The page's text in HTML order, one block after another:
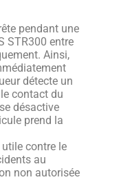
pendant une
STR300 entre
Ainsi,
détecte un
contact du
désactive
prend la
contre le
au
non autorisée